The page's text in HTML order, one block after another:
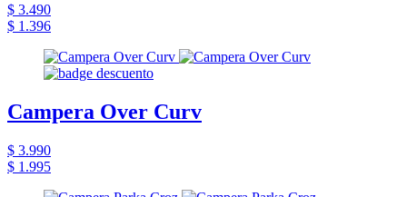
$ 3.490
$ 1.396
Campera Over Curv
$ 3.990
$ 1.995